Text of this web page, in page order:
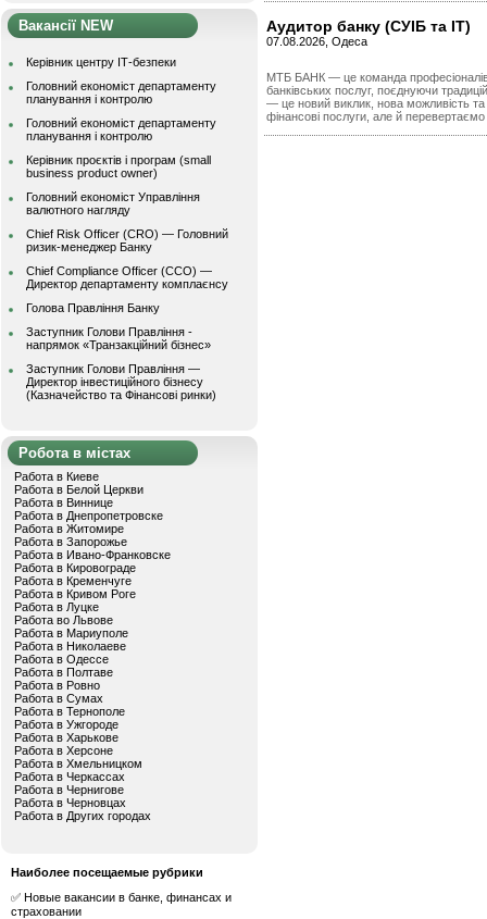
Вакансії NEW
Керівник центру ІТ-безпеки
Головний економіст департаменту
планування і контролю
Головний економіст департаменту
планування і контролю
Керівник проєктів і програм (small
business product owner)
Головний економіст Управління
валютного нагляду
Chief Risk Officer (CRO) — Головний
ризик-менеджер Банку
Chief Compliance Officer (CCO) —
Директор департаменту комплаєнсу
Голова Правління Банку
Заступник Голови Правління -
напрямок «Транзакційний бізнес»
Заступник Голови Правління —
Директор інвестиційного бізнесу
(Казначейство та Фінансові ринки)
Робота в містах
Работа в Киеве
Работа в Белой Церкви
Работа в Виннице
Работа в Днепропетровске
Работа в Житомире
Работа в Запорожье
Работа в Ивано-Франковске
Работа в Кировограде
Работа в Кременчуге
Работа в Кривом Роге
Работа в Луцке
Работа во Львове
Работа в Мариуполе
Работа в Николаеве
Работа в Одессе
Работа в Полтаве
Работа в Ровно
Работа в Сумах
Работа в Тернополе
Работа в Ужгороде
Работа в Харькове
Работа в Херсоне
Работа в Хмельницком
Работа в Черкассах
Работа в Чернигове
Работа в Черновцах
Работа в Других городах
Наиболее посещаемые рубрики
✅ Новые вакансии в банке, финансах и
страховании
Аудитор банку (СУІБ та IT)
07.08.2026, Одеса
МТБ БАНК — це команда
банківських послуг, поєднуючи
— це новий виклик, нова можливість та
фінансові послуги, але й